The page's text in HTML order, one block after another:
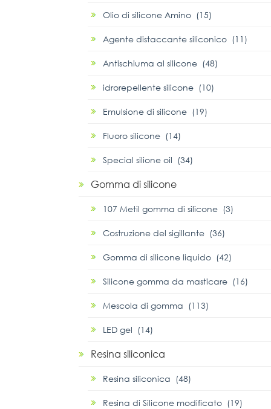
Olio di silicone Amino (15)
Agente distaccante siliconico (11)
Antischiuma al silicone (48)
idrorepellente silicone (10)
Emulsione di silicone (19)
Fluoro silicone (14)
Special silione oil (34)
Gomma di silicone
107 Metil gomma di silicone (3)
Costruzione del sigillante (36)
Gomma di silicone liquido (42)
Silicone gomma da masticare (16)
Mescola di gomma (113)
LED gel (14)
Resina siliconica
Resina siliconica (48)
Resina di Silicone modificato (19)